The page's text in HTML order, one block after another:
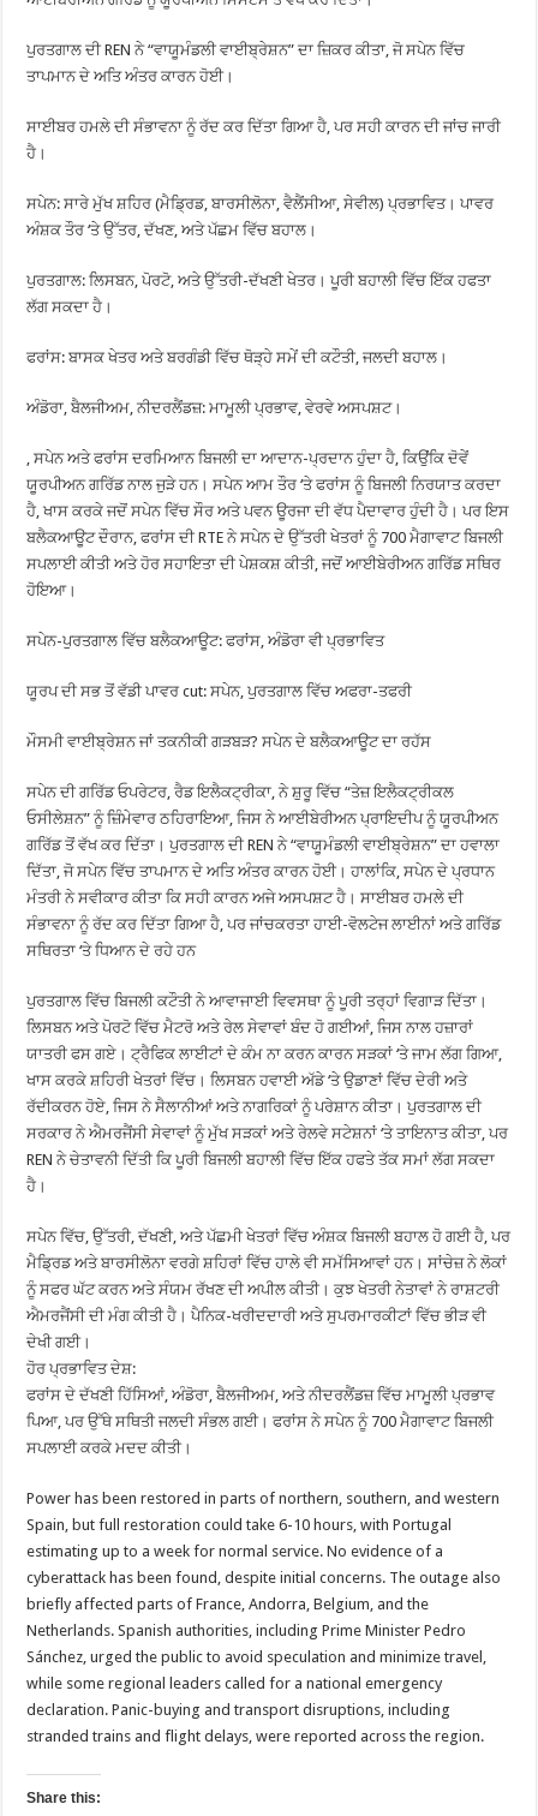
ਪੁਰਤਗਾਲ ਦੀ REN ਨੇ “ਵਾਯੂਮੰਡਲੀ ਵਾਈਬ੍ਰੇਸ਼ਨ” ਦਾ ਜ਼ਿਕਰ ਕੀਤਾ, ਜੋ ਸਪੇਨ ਵਿੱਚ
ਤਾਪਮਾਨ ਦੇ ਅਤਿ ਅੰਤਰ ਕਾਰਨ ਹੋਈ।
ਸਾਈਬਰ ਹਮਲੇ ਦੀ ਸੰਭਾਵਨਾ ਨੂੰ ਰੱਦ ਕਰ ਦਿੱਤਾ ਗਿਆ ਹੈ, ਪਰ ਸਹੀ ਕਾਰਨ ਦੀ ਜਾਂਚ ਜਾਰੀ
ਹੈ।
ਸਪੇਨ: ਸਾਰੇ ਮੁੱਖ ਸ਼ਹਿਰ (ਮੈਡ੍ਰਿਡ, ਬਾਰਸੀਲੋਨਾ, ਵੈਲੈਂਸੀਆ, ਸੇਵੀਲ) ਪ੍ਰਭਾਵਿਤ। ਪਾਵਰ
ਅੰਸ਼ਕ ਤੌਰ ‘ਤੇ ਉੱਤਰ, ਦੱਖਣ, ਅਤੇ ਪੱਛਮ ਵਿੱਚ ਬਹਾਲ।
ਪੁਰਤਗਾਲ: ਲਿਸਬਨ, ਪੋਰਟੋ, ਅਤੇ ਉੱਤਰੀ-ਦੱਖਣੀ ਖੇਤਰ। ਪੂਰੀ ਬਹਾਲੀ ਵਿੱਚ ਇੱਕ ਹਫਤਾ
ਲੱਗ ਸਕਦਾ ਹੈ।
ਫਰਾਂਸ: ਬਾਸਕ ਖੇਤਰ ਅਤੇ ਬਰਗੰਡੀ ਵਿੱਚ ਥੋੜ੍ਹੇ ਸਮੇਂ ਦੀ ਕਟੌਤੀ, ਜਲਦੀ ਬਹਾਲ।
ਅੰਡੋਰਾ, ਬੈਲਜੀਅਮ, ਨੀਦਰਲੈਂਡਜ਼: ਮਾਮੂਲੀ ਪ੍ਰਭਾਵ, ਵੇਰਵੇ ਅਸਪਸ਼ਟ।
, ਸਪੇਨ ਅਤੇ ਫਰਾਂਸ ਦਰਮਿਆਨ ਬਿਜਲੀ ਦਾ ਆਦਾਨ-ਪ੍ਰਦਾਨ ਹੁੰਦਾ ਹੈ, ਕਿਉਂਕਿ ਦੋਵੇਂ
ਯੂਰਪੀਅਨ ਗਰਿੱਡ ਨਾਲ ਜੁੜੇ ਹਨ। ਸਪੇਨ ਆਮ ਤੌਰ ‘ਤੇ ਫਰਾਂਸ ਨੂੰ ਬਿਜਲੀ ਨਿਰਯਾਤ ਕਰਦਾ
ਹੈ, ਖਾਸ ਕਰਕੇ ਜਦੋਂ ਸਪੇਨ ਵਿੱਚ ਸੌਰ ਅਤੇ ਪਵਨ ਊਰਜਾ ਦੀ ਵੱਧ ਪੈਦਾਵਾਰ ਹੁੰਦੀ ਹੈ। ਪਰ ਇਸ
ਬਲੈਕਆਊਟ ਦੌਰਾਨ, ਫਰਾਂਸ ਦੀ RTE ਨੇ ਸਪੇਨ ਦੇ ਉੱਤਰੀ ਖੇਤਰਾਂ ਨੂੰ 700 ਮੈਗਾਵਾਟ ਬਿਜਲੀ
ਸਪਲਾਈ ਕੀਤੀ ਅਤੇ ਹੋਰ ਸਹਾਇਤਾ ਦੀ ਪੇਸ਼ਕਸ਼ ਕੀਤੀ, ਜਦੋਂ ਆਈਬੇਰੀਅਨ ਗਰਿੱਡ ਸਥਿਰ
ਹੋਇਆ।
ਸਪੇਨ-ਪੁਰਤਗਾਲ ਵਿੱਚ ਬਲੈਕਆਊਟ: ਫਰਾਂਸ, ਅੰਡੋਰਾ ਵੀ ਪ੍ਰਭਾਵਿਤ
ਯੂਰਪ ਦੀ ਸਭ ਤੋਂ ਵੱਡੀ ਪਾਵਰ cut: ਸਪੇਨ, ਪੁਰਤਗਾਲ ਵਿੱਚ ਅਫਰਾ-ਤਫਰੀ
ਮੌਸਮੀ ਵਾਈਬ੍ਰੇਸ਼ਨ ਜਾਂ ਤਕਨੀਕੀ ਗੜਬੜ? ਸਪੇਨ ਦੇ ਬਲੈਕਆਊਟ ਦਾ ਰਹੱਸ
ਸਪੇਨ ਦੀ ਗਰਿੱਡ ਓਪਰੇਟਰ, ਰੈਡ ਇਲੈਕਟ੍ਰੀਕਾ, ਨੇ ਸ਼ੁਰੂ ਵਿੱਚ “ਤੇਜ਼ ਇਲੈਕਟ੍ਰੀਕਲ
ਓਸੀਲੇਸ਼ਨ” ਨੂੰ ਜ਼ਿੰਮੇਵਾਰ ਠਹਿਰਾਇਆ, ਜਿਸ ਨੇ ਆਈਬੇਰੀਅਨ ਪ੍ਰਾਇਦੀਪ ਨੂੰ ਯੂਰਪੀਅਨ
ਗਰਿੱਡ ਤੋਂ ਵੱਖ ਕਰ ਦਿੱਤਾ। ਪੁਰਤਗਾਲ ਦੀ REN ਨੇ “ਵਾਯੂਮੰਡਲੀ ਵਾਈਬ੍ਰੇਸ਼ਨ” ਦਾ ਹਵਾਲਾ
ਦਿੱਤਾ, ਜੋ ਸਪੇਨ ਵਿੱਚ ਤਾਪਮਾਨ ਦੇ ਅਤਿ ਅੰਤਰ ਕਾਰਨ ਹੋਈ। ਹਾਲਾਂਕਿ, ਸਪੇਨ ਦੇ ਪ੍ਰਧਾਨ
ਮੰਤਰੀ ਨੇ ਸਵੀਕਾਰ ਕੀਤਾ ਕਿ ਸਹੀ ਕਾਰਨ ਅਜੇ ਅਸਪਸ਼ਟ ਹੈ। ਸਾਈਬਰ ਹਮਲੇ ਦੀ
ਸੰਭਾਵਨਾ ਨੂੰ ਰੱਦ ਕਰ ਦਿੱਤਾ ਗਿਆ ਹੈ, ਪਰ ਜਾਂਚਕਰਤਾ ਹਾਈ-ਵੋਲਟੇਜ ਲਾਈਨਾਂ ਅਤੇ ਗਰਿੱਡ
ਸਥਿਰਤਾ ‘ਤੇ ਧਿਆਨ ਦੇ ਰਹੇ ਹਨ
ਪੁਰਤਗਾਲ ਵਿੱਚ ਬਿਜਲੀ ਕਟੌਤੀ ਨੇ ਆਵਾਜਾਈ ਵਿਵਸਥਾ ਨੂੰ ਪੂਰੀ ਤਰ੍ਹਾਂ ਵਿਗਾੜ ਦਿੱਤਾ।
ਲਿਸਬਨ ਅਤੇ ਪੋਰਟੋ ਵਿੱਚ ਮੈਟਰੋ ਅਤੇ ਰੇਲ ਸੇਵਾਵਾਂ ਬੰਦ ਹੋ ਗਈਆਂ, ਜਿਸ ਨਾਲ ਹਜ਼ਾਰਾਂ
ਯਾਤਰੀ ਫਸ ਗਏ। ਟ੍ਰੈਫਿਕ ਲਾਈਟਾਂ ਦੇ ਕੰਮ ਨਾ ਕਰਨ ਕਾਰਨ ਸੜਕਾਂ ‘ਤੇ ਜਾਮ ਲੱਗ ਗਿਆ,
ਖਾਸ ਕਰਕੇ ਸ਼ਹਿਰੀ ਖੇਤਰਾਂ ਵਿੱਚ। ਲਿਸਬਨ ਹਵਾਈ ਅੱਡੇ ‘ਤੇ ਉਡਾਣਾਂ ਵਿੱਚ ਦੇਰੀ ਅਤੇ
ਰੱਦੀਕਰਨ ਹੋਏ, ਜਿਸ ਨੇ ਸੈਲਾਨੀਆਂ ਅਤੇ ਨਾਗਰਿਕਾਂ ਨੂੰ ਪਰੇਸ਼ਾਨ ਕੀਤਾ। ਪੁਰਤਗਾਲ ਦੀ
ਸਰਕਾਰ ਨੇ ਐਮਰਜੈਂਸੀ ਸੇਵਾਵਾਂ ਨੂੰ ਮੁੱਖ ਸੜਕਾਂ ਅਤੇ ਰੇਲਵੇ ਸਟੇਸ਼ਨਾਂ ‘ਤੇ ਤਾਇਨਾਤ ਕੀਤਾ, ਪਰ
REN ਨੇ ਚੇਤਾਵਨੀ ਦਿੱਤੀ ਕਿ ਪੂਰੀ ਬਿਜਲੀ ਬਹਾਲੀ ਵਿੱਚ ਇੱਕ ਹਫਤੇ ਤੱਕ ਸਮਾਂ ਲੱਗ ਸਕਦਾ
ਹੈ।
ਸਪੇਨ ਵਿੱਚ, ਉੱਤਰੀ, ਦੱਖਣੀ, ਅਤੇ ਪੱਛਮੀ ਖੇਤਰਾਂ ਵਿੱਚ ਅੰਸ਼ਕ ਬਿਜਲੀ ਬਹਾਲ ਹੋ ਗਈ ਹੈ, ਪਰ
ਮੈਡ੍ਰਿਡ ਅਤੇ ਬਾਰਸੀਲੋਨਾ ਵਰਗੇ ਸ਼ਹਿਰਾਂ ਵਿੱਚ ਹਾਲੇ ਵੀ ਸਮੱਸਿਆਵਾਂ ਹਨ। ਸਾਂਚੇਜ਼ ਨੇ ਲੋਕਾਂ
ਨੂੰ ਸਫਰ ਘੱਟ ਕਰਨ ਅਤੇ ਸੰਯਮ ਰੱਖਣ ਦੀ ਅਪੀਲ ਕੀਤੀ। ਕੁਝ ਖੇਤਰੀ ਨੇਤਾਵਾਂ ਨੇ ਰਾਸ਼ਟਰੀ
ਐਮਰਜੈਂਸੀ ਦੀ ਮੰਗ ਕੀਤੀ ਹੈ। ਪੈਨਿਕ-ਖਰੀਦਦਾਰੀ ਅਤੇ ਸੁਪਰਮਾਰਕੀਟਾਂ ਵਿੱਚ ਭੀੜ ਵੀ
ਦੇਖੀ ਗਈ।
ਹੋਰ ਪ੍ਰਭਾਵਿਤ ਦੇਸ਼:
ਫਰਾਂਸ ਦੇ ਦੱਖਣੀ ਹਿੱਸਿਆਂ, ਅੰਡੋਰਾ, ਬੈਲਜੀਅਮ, ਅਤੇ ਨੀਦਰਲੈਂਡਜ਼ ਵਿੱਚ ਮਾਮੂਲੀ ਪ੍ਰਭਾਵ
ਪਿਆ, ਪਰ ਉੱਥੇ ਸਥਿਤੀ ਜਲਦੀ ਸੰਭਲ ਗਈ। ਫਰਾਂਸ ਨੇ ਸਪੇਨ ਨੂੰ 700 ਮੈਗਾਵਾਟ ਬਿਜਲੀ
ਸਪਲਾਈ ਕਰਕੇ ਮਦਦ ਕੀਤੀ।
Power has been restored in parts of northern, southern, and western
Spain, but full restoration could take 6-10 hours, with Portugal
estimating up to a week for normal service. No evidence of a
cyberattack has been found, despite initial concerns. The outage also
briefly affected parts of France, Andorra, Belgium, and the
Netherlands. Spanish authorities, including Prime Minister Pedro
Sánchez, urged the public to avoid speculation and minimize travel,
while some regional leaders called for a national emergency
declaration. Panic-buying and transport disruptions, including
stranded trains and flight delays, were reported across the region.
Share this: